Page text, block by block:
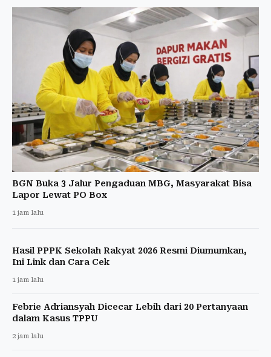
BGN Buka 3 Jalur Pengaduan MBG, Masyarakat Bisa
Lapor Lewat PO Box
1 jam lalu
Hasil PPPK Sekolah Rakyat 2026 Resmi Diumumkan,
Ini Link dan Cara Cek
1 jam lalu
Febrie Adriansyah Dicecar Lebih dari 20 Pertanyaan
dalam Kasus TPPU
2 jam lalu